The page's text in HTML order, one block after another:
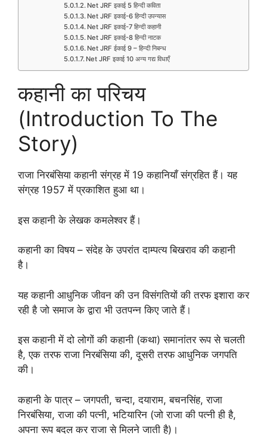
Net JRF इकाई 5 हिन्दी कविता
Net JRF इकाई-6 हिन्दी उपन्यास
Net JRF इकाई-7 हिन्दी कहानी
Net JRF इकाई-8 हिन्दी नाटक
Net JRF ईकाई 9 – हिन्दी निबन्ध
Net JRF इकाई 10 अन्य गद्य विधाएँ
कहानी का परिचय
(Introduction To The
Story)
राजा निरबंसिया कहानी संग्रह में 19 कहानियाँ संग्रहित हैं। यह
संग्रह 1957 में प्रकाशित हुआ था।
इस कहानी के लेखक कमलेश्वर हैं।
कहानी का विषय – संदेह के उपरांत दाम्पत्य बिखराव की कहानी
है।
यह कहानी आधुनिक जीवन की उन विसंगतियों की तरफ इशारा कर
रही है जो समाज के द्वारा भी उतपन्न किए जाते हैं।
इस कहानी में दो लोगों की कहानी (कथा) समानांतर रूप से चलती
है, एक तरफ राजा निरबंसिया की, दूसरी तरफ आधुनिक जगपति
की।
कहानी के पात्र – जगपती, चन्दा, दयाराम, बचनसिंह, राजा
निरबंसिया, राजा की पत्नी, भटियारिन (जो राजा की पत्नी ही है,
अपना रूप बदल कर राजा से मिलने जाती है)।